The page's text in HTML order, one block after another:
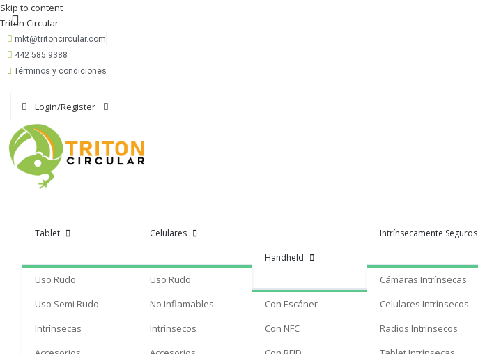
Skip to content
Triton Circular
mkt@tritoncircular.com
442 585 9388
Términos y condiciones
Login/Register
Tablet
Uso Rudo
Uso Semi Rudo
Intrínsecas
Celulares
Uso Rudo
No Inflamables
Intrínsecos
Handheld
Con Escáner
Con NFC
Intrínsecamente Seguros
Cámaras Intrínsecas
Celulares Intrínsecos
Radios Intrínsecos